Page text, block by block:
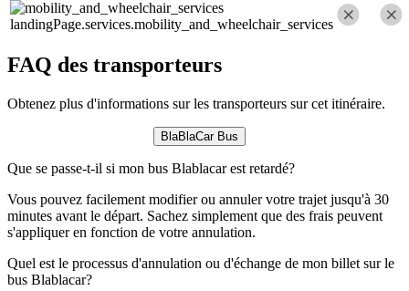
landingPage.services.mobility_and_wheelchair_services
FAQ des transporteurs
Obtenez plus d'informations sur les transporteurs sur cet itinéraire.
BlaBlaCar Bus
Que se passe-t-il si mon bus Blablacar est retardé?
Vous pouvez facilement modifier ou annuler votre trajet jusqu'à 30
minutes avant le départ. Sachez simplement que des frais peuvent
s'appliquer en fonction de votre annulation.
Quel est le processus d'annulation ou d'échange de mon billet sur le
bus Blablacar?